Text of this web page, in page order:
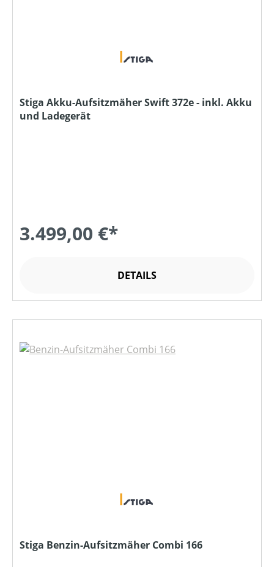
Stiga Akku-Aufsitzmäher Swift 372e - inkl. Akku
und Ladegerät
3.499,00 €*
DETAILS
Stiga Benzin-Aufsitzmäher Combi 166